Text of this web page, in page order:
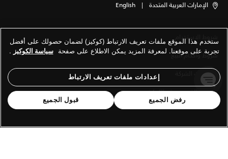
الإمارات العربية المتحدة |
English
شروط الاستخدام
شروط وأحكام البيع
معلومات الشركة
سياسة الخصوصية والكوكيز
ستخدم هذا الموقع ملفات تعريف الارتباط (كوكيز) لضمان حصولك على أفضل
تجربة على موقعنا. لمعرفة المزيد يمكن الاطلاع على صفحة سياسة الكوكيز .
إعدادات ملفات تعريف الارتباط
رفض الجميع قبول الجميع